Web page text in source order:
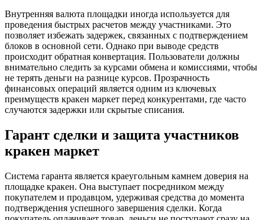
Внутренняя валюта площадки иногда используется для
проведения быстрых расчетов между участниками. Это
позволяет избежать задержек, связанных с подтверждением
блоков в основной сети. Однако при выводе средств
происходит обратная конвертация. Пользователи должны
внимательно следить за курсами обмена и комиссиями, чтобы
не терять деньги на разнице курсов. Прозрачность
финансовых операций является одним из ключевых
преимуществ кракен маркет перед конкурентами, где часто
случаются задержки или скрытые списания.
Гарант сделки и защита участников
кракен маркет
Система гаранта является краеугольным камнем доверия на
площадке кракен. Она выступает посредником между
покупателем и продавцом, удерживая средства до момента
подтверждения успешного завершения сделки. Когда